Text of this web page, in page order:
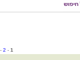
1
-
2
-